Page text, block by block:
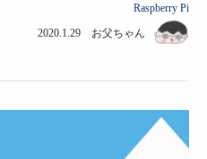
Raspberry Pi
2020.1.29 お父ちゃん